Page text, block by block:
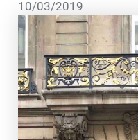
10/03/2019